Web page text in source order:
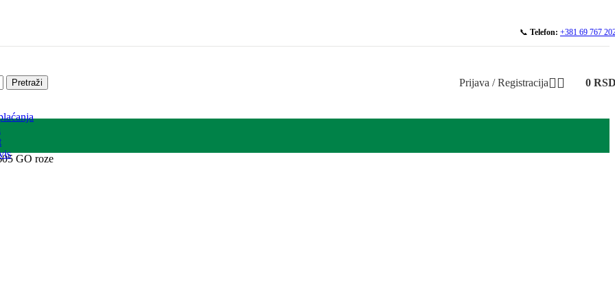
📞 Telefon: +381 69 767
Pretraži Prijava / Registracija 0
GO roze